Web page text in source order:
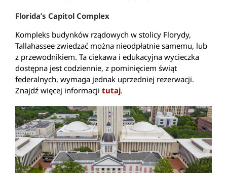
Florida’s Capitol Complex
Kompleks budynków rządowych w stolicy Florydy,
Tallahassee zwiedzać można nieodpłatnie samemu, lub
z przewodnikiem. Ta ciekawa i edukacyjna wycieczka
dostępna jest codziennie, z pominięciem świąt
federalnych, wymaga jednak uprzedniej rezerwacji.
Znajdź więcej informacji tutaj.